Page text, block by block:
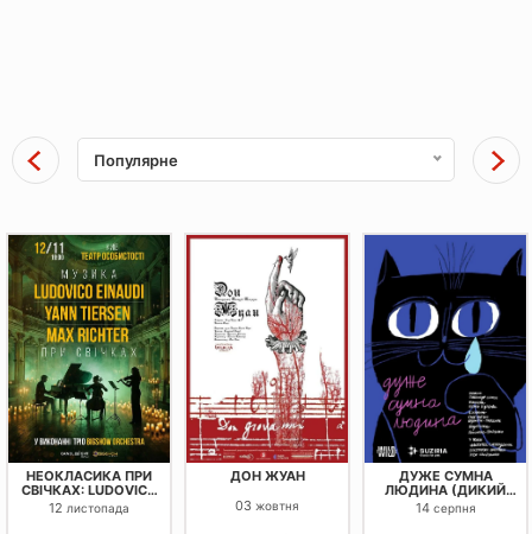
Популярне
НЕОКЛАСИКА ПРИ
СВІЧКАХ: LUDOVICO
EINAUDI, YANN
TIERSEN, MAX
12 листопада
ДОН ЖУАН
03 жовтня
ДУЖЕ СУМНА
ЛЮДИНА (ДИКИЙ
ТЕАТР)
14 серпня